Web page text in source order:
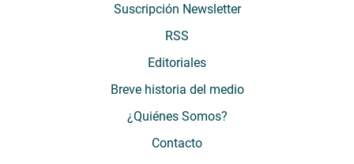
Suscripción Newsletter
RSS
Editoriales
Breve historia del medio
¿Quiénes Somos?
Contacto